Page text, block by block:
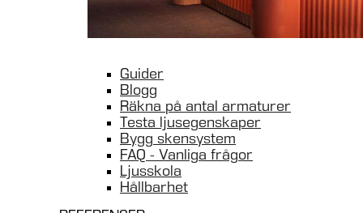
Guider
Blogg
Räkna på antal armaturer
Testa ljusegenskaper
Bygg skensystem
FAQ - Vanliga frågor
Ljusskola
Hållbarhet